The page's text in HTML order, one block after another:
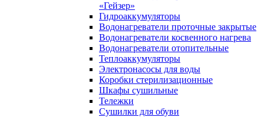
«Гейзер»
Гидроаккумуляторы
Водонагреватели проточные закрытые
Водонагреватели косвенного нагрева
Водонагреватели отопительные
Теплоаккумуляторы
Электронасосы для воды
Коробки стерилизационные
Шкафы сушильные
Тележки
Сушилки для обуви